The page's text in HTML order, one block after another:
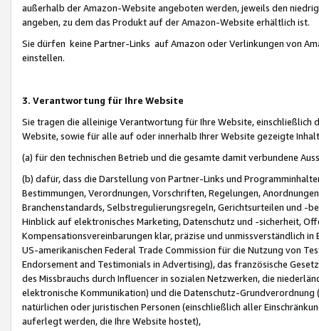
außerhalb der Amazon-Website angeboten werden, jeweils den
angeben, zu dem das Produkt auf der Amazon-Website erhältlich ist.
Sie dürfen keine Partner-Links auf Amazon oder Verlinkungen von
einstellen.
3. Verantwortung für Ihre Website
Sie tragen die alleinige Verantwortung für Ihre Website,
Website, sowie für alle auf oder innerhalb Ihrer Website gezeigte
(a) für den technischen Betrieb und die gesamte damit verbundene
(b) dafür, dass die Darstellung von Partner-Links und
Bestimmungen, Verordnungen, Vorschriften, Regelungen,
Branchenstandards, Selbstregulierungsregeln, Gerichtsurteilen und -
Hinblick auf elektronisches Marketing, Datenschutz und -sicherheit,
Kompensationsvereinbarungen klar, präzise und unmissverständlich
US-amerikanischen Federal Trade Commission für die Nutzung von
Endorsement and Testimonials in Advertising), das französische
des Missbrauchs durch Influencer in sozialen Netzwerken, die
elektronische Kommunikation) und die Datenschutz-
natürlichen oder juristischen Personen (einschließlich aller
auferlegt werden, die Ihre Website hostet),